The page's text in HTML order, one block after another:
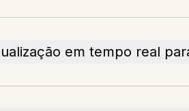
em tempo real